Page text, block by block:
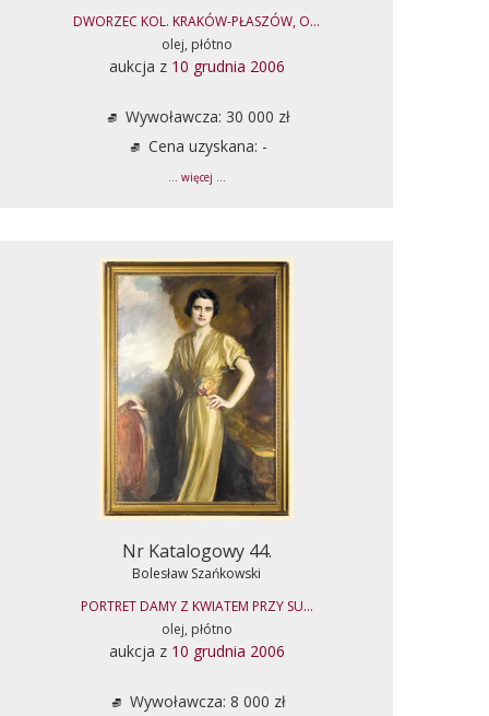
DWORZEC KOL. KRAKÓW-PŁASZÓW, O...
olej, płótno
aukcja z 10 grudnia 2006
Wywoławcza: 30 000 zł
Cena uzyskana: -
... więcej ...
Nr Katalogowy 44.
Bolesław Szańkowski
PORTRET DAMY Z KWIATEM PRZY SU...
olej, płótno
aukcja z 10 grudnia 2006
Wywoławcza: 8 000 zł